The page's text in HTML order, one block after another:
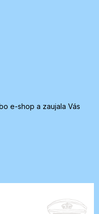
e-shop a zaujala Vás